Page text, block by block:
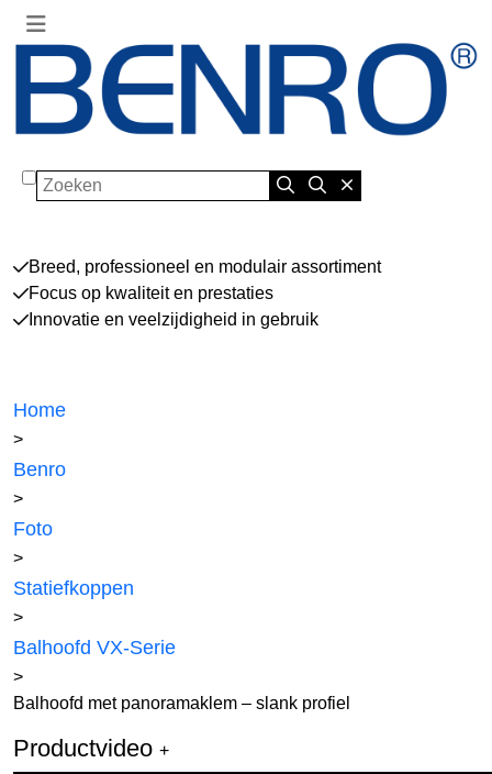
Zoeken
Breed, professioneel en modulair assortiment
Focus op kwaliteit en prestaties
Innovatie en veelzijdigheid in gebruik
Home
>
Benro
>
Foto
>
Statiefkoppen
>
Balhoofd VX-Serie
>
Balhoofd met panoramaklem – slank profiel
Productvideo +